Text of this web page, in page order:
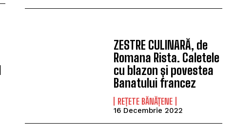
ZESTRE CULINARĂ, de
Romana Rista. Caletele
cu blazon și povestea
Banatului francez
REȚETE BĂNĂȚENE
16 Decembrie 2022